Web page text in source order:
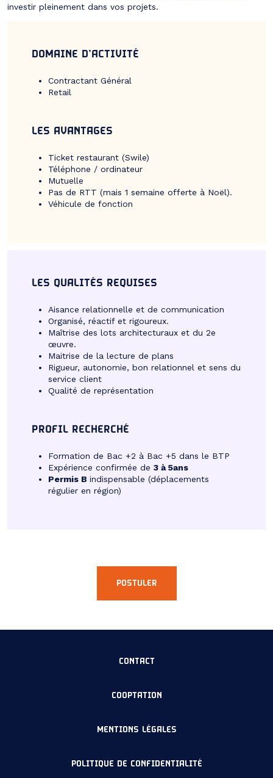
investir pleinement dans vos projets.
DOMAINE D’ACTIVITÉ
Contractant Général
Retail
LES AVANTAGES
Ticket restaurant (Swile)
Téléphone / ordinateur
Mutuelle
Pas de RTT (mais 1 semaine offerte à Noël).
Véhicule de fonction
LES QUALITÉS REQUISES
Aisance relationnelle et de communication
Organisé, réactif et rigoureux.
Maîtrise des lots architecturaux et du 2e
œuvre.
Maitrise de la lecture de plans
Rigueur, autonomie, bon relationnel et sens du
service client
Qualité de représentation
PROFIL RECHERCHÉ
Formation de Bac +2 à Bac +5 dans le BTP
Expérience confirmée de 3 à 5ans
Permis B indispensable (déplacements
régulier en région)
POSTULER
CONTACT
COOPTATION
MENTIONS LÉGALES
POLITIQUE DE CONFIDENTIALITÉ